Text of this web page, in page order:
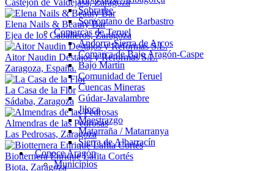
Sobrarbe
Somontano de Barbastro
Comarcas de Teruel
Andorra-Sierra de Arcos
Comarca de Bajo Aragón-Caspe
Bajo Martín
Comunidad de Teruel
Cuencas Mineras
Gúdar-Javalambre
Jiloca
Maestrazgo
Matarraña / Matarranya
Sierra de Albarracín
Conoce Aragón
Municipios
Elena Nails & Beauty Bar
Ejea de los Caballeros, Zaragoza
Aitor Naudin Destajos y Reformas S.L.
Zaragoza, España.
La Casa de la Flor
Sádaba, Zaragoza
Almendras de las Pedrosas
Las Pedrosas, Zaragoza
Biotternera Enrique Lafita Cortés
Biota, Zaragoza